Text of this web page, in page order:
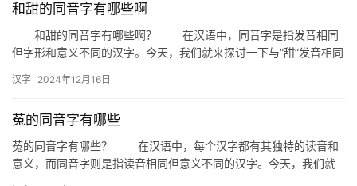
和甜的同音字有哪些啊
和甜的同音字有哪些啊？ 在汉语中，同音字是指发音相同
但字形和意义不同的汉字。今天，我们就来探讨一下与“甜”发音相同
汉字 2024年12月16日
菟的同音字有哪些
菟的同音字有哪些？ 在汉语中，每个汉字都有其独特的读音和
意义，而同音字则是指读音相同但意义不同的汉字。今天，我们就